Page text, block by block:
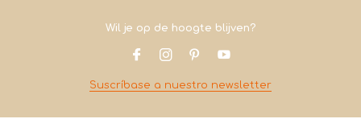
Wil je op de hoogte blijven?
Suscríbase a nuestro newsletter